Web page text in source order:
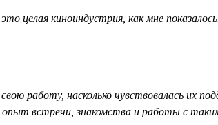
киноиндустрия, как мне
работу, насколько чувствовалась их
опыт встречи, знакомства и работы с